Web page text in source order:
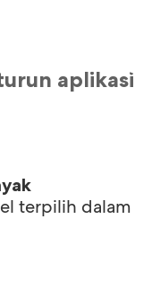
aplikasi
terpilih dalam